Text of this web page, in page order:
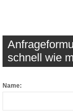
schnell wie
Name: